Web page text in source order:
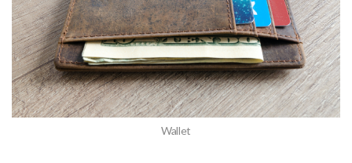
Wallet